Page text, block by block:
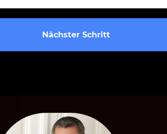
Nächster Schritt